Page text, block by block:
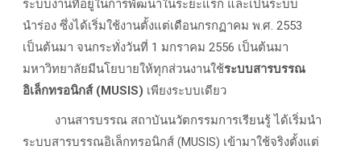
ระบบงานที่อยู่ในการพัฒนาในระยะแรก และเป็นระบบ
นำร่อง ซึ่งได้เริ่มใช้งานตั้งแต่เดือนกรกฏาคม พ.ศ. 2553
เป็นต้นมา จนกระทั่งวันที่ 1 มกราคม 2556 เป็นต้นมา
มหาวิทยาลัยมีนโยบายให้ทุกส่วนงานใช้ระบบสารบรรณ
อิเล็กทรอนิกส์ (MUSIS) เพียงระบบเดียว
งานสารบรรณ สถาบันนวัตกรรมการเรียนรู้ ได้เริ่มนำ
ระบบสารบรรณอิเล็กทรอนิกส์ (MUSIS) เข้ามาใช้จริงตั้งแต่